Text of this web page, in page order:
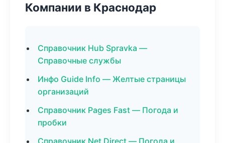
Компании в Краснодар
Справочник Hub Spravka —
Справочные службы
Инфо Guide Info — Желтые страницы
организаций
Справочник Pages Fast — Погода и
пробки
Справочник Net Direct — Погода и